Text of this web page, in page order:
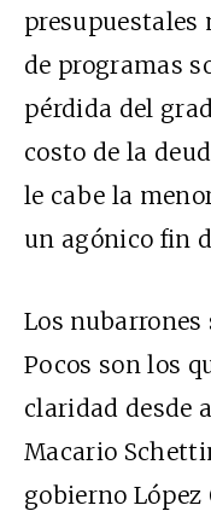
presupuestales
de programas
pérdida del
costo de la
le cabe la
un agónico fin
Los
Pocos son los
claridad desde
Macario
gobierno